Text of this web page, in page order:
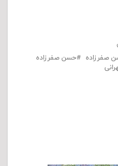
صفرزاده
حسن صفرزاده